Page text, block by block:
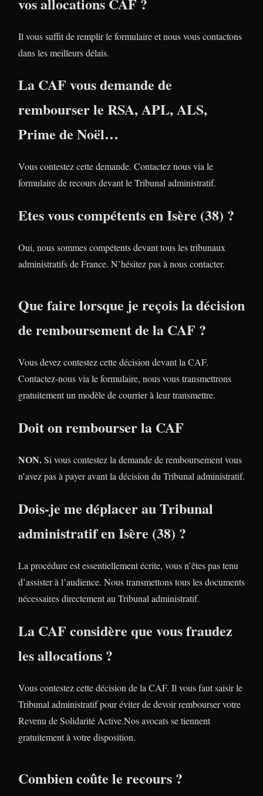
Il vous suffit de remplir le formulaire et nous vous contactons
dans les meilleurs délais.
La CAF vous demande de
rembourser le RSA, APL, ALS,
Prime de Noël…
Vous contestez cette demande. Contactez nous via le
formulaire de recours devant le Tribunal administratif.
Etes vous compétents en Isère (38) ?
Oui, nous sommes compétents devant tous les tribunaux
administratifs de France. N’hésitez pas à nous contacter.
Que faire lorsque je reçois la décision
de remboursement de la CAF ?
Vous devez contestez cette décision devant la CAF.
Contactez-nous via le formulaire, nous vous transmettrons
gratuitement un modèle de courrier à leur transmettre.
Doit on rembourser la CAF
NON.Si vous contestez la demande de remboursement vous
n’avez pas à payer avant la décision du Tribunal administratif.
Dois-je me déplacer au Tribunal
administratif en Isère (38) ?
La procédure est essentiellement écrite, vous n’êtes pas tenu
d’assister à l’audience. Nous transmettons tous les documents
nécessaires directement au Tribunal administratif.
La CAF considère que vous fraudez
les allocations ?
Vous contestez cette décision de la CAF. Il vous faut saisir le
Tribunal administratif pour éviter de devoir rembourser votre
Revenu de Solidarité Active.Nos avocats se tiennent
gratuitement à votre disposition.
Combien coûte le recours ?